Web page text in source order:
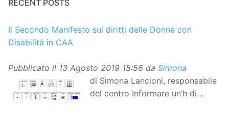
RECENT POSTS
Il Secondo Manifesto sui diritti delle Donne con
Disabilità in CAA
Pubblicato il 13 Agosto 2019 15:56 da Simona
di Simona Lancioni, responsabile
del centro Informare un’h di